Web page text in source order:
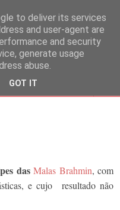
das Malas Brahmin, com
e cujo resultado não
to deliver its services
and user-agent are
and security
generate usage
abuse.
GOT IT